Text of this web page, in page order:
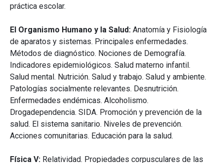
práctica escolar.
El Organismo Humano y la Salud: Anatomía y Fisiología
de aparatos y sistemas. Principales enfermedades.
Métodos de diagnóstico. Nociones de Demografía.
Indicadores epidemiológicos. Salud materno infantil.
Salud mental. Nutrición. Salud y trabajo. Salud y ambiente.
Patologías socialmente relevantes. Desnutrición.
Enfermedades endémicas. Alcoholismo.
Drogadependencia. SIDA. Promoción y prevención de la
salud. El sistema sanitario. Niveles de prevención.
Acciones comunitarias. Educación para la salud.
Física V: Relatividad. Propiedades corpusculares de las